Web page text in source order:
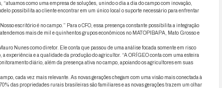
como uma empresa de soluções, unindo o dia a dia do campo com inovação,
possibilita ao cliente encontrar em um único local o suporte necessário para enfrentar
escritório é no campo.” Para o CFO, essa presença constante possibilita a integração
mais de mil e quinhentos grupos econômicos no MATOPIBAPA, Mato Grosso e
Nunes como diretor. Ele conta que passou de uma análise focada somente em risco
experiência e a qualidade da produção do agricultor. “A ORÍGEO conta com uma esteira
diário, além da presença ativa no campo, apoiando os agricultores em suas
cada vez mais relevante. As novas gerações chegam com uma visão mais conectada à
das propriedades rurais brasileiras são familiares e as novas gerações trazem um olhar